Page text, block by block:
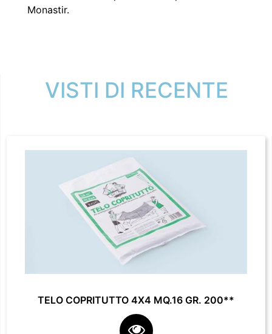
Monastir.
VISTI DI RECENTE
TELO COPRITUTTO 4X4 MQ.16 GR. 200**